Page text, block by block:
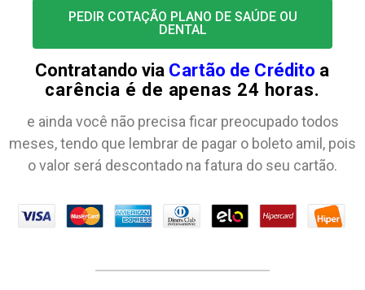
PEDIR COTAÇÃO PLANO DE SAÚDE OU
DENTAL
Contratando via Cartão de Crédito a
carência é de apenas 24 horas.
e ainda você não precisa ficar preocupado todos
meses, tendo que lembrar de pagar o boleto amil, pois
o valor será descontado na fatura do seu cartão.